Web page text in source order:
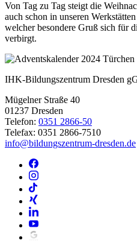
Von Tag zu Tag steigt die
auch schon in unseren
welcher besondere Gruß sich für
verbirgt.
IHK-Bildungszentrum Dresden
Mügelner Straße 40
01237 Dresden
Telefon: 0351 2866-50
Telefax: 0351 2866-7510
info@bildungszentrum-dresden.de